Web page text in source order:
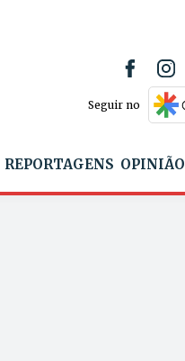
Seguir no
REPORTAGENS OPINIÃO